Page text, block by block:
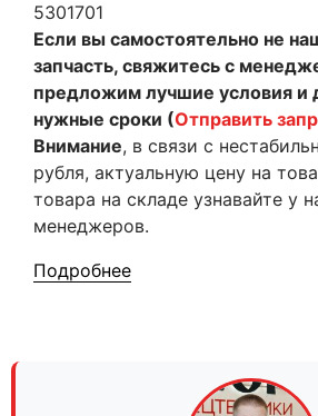
5301701
Если вы самостоятельно не
запчасть, свяжитесь с
предложим лучшие условия и
нужные сроки (Отправить
Внимание, в связи с
рубля, актуальную цену на
товара на складе узнавайте у
менеджеров.
Подробнее